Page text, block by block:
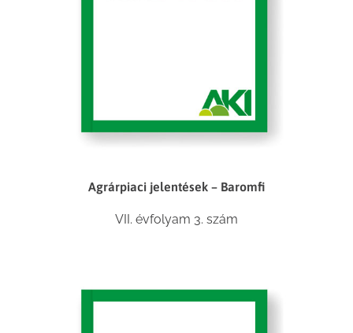
Agrárpiaci jelentések – Baromfi
VII. évfolyam 3. szám